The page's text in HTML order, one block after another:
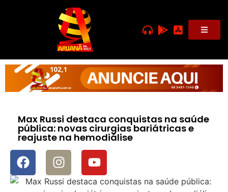
Max Russi destaca conquistas na saúde
pública: novas cirurgias bariátricas e
reajuste na hemodiálise